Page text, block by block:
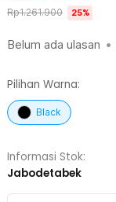
Belum ada ulasan •
Rp1.261.900 25%
Pilihan Warna:
Black
Informasi Stok:
Jabodetabek